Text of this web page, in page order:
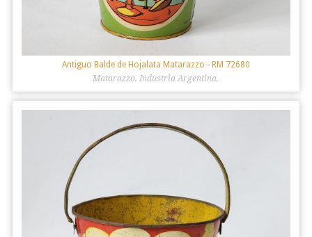
Antiguo Balde de Hojalata Matarazzo - RM 72680
Matarazzo, Industria Argentina.